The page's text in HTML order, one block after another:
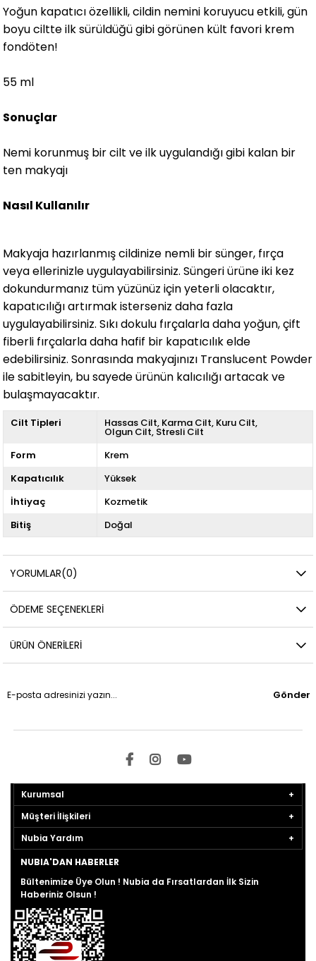
Yoğun kapatıcı özellikli, cildin nemini koruyucu etkili, gün
boyu ciltte ilk sürüldüğü gibi görünen kült favori krem
fondöten!
55 ml
Sonuçlar
Nemi korunmuş bir cilt ve ilk uygulandığı gibi kalan bir
ten makyajı
Nasıl Kullanılır
Makyaja hazırlanmış cildinize nemli bir sünger, fırça
veya ellerinizle uygulayabilirsiniz. Süngeri ürüne iki kez
dokundurmanız tüm yüzünüz için yeterli olacaktır,
kapatıcılığı artırmak isterseniz daha fazla
uygulayabilirsiniz. Sıkı dokulu fırçalarla daha yoğun, çift
fiberli fırçalarla daha hafif bir kapatıcılık elde
edebilirsiniz. Sonrasında makyajınızı Translucent Powder
ile sabitleyin, bu sayede ürünün kalıcılığı artacak ve
bulaşmayacaktır.
Cilt Tipleri Hassas Cilt Karma Cilt Kuru Cilt
Olgun Cilt Stresli Cilt
Form
Krem
Kapatıcılık
Yüksek
İhtiyaç
Kozmetik
Bitiş
Doğal
YORUMLAR(0)
ÖDEME SEÇENEKLERI
ÜRÜN ÖNERILERI
Gönder
Kurumsal
Müşteri İlişkileri
Nubia Yardım
NUBIA'DAN HABERLER
Bültenimize Üye Olun ! Nubia da Fırsatlardan İlk Sizin
Haberiniz Olsun !